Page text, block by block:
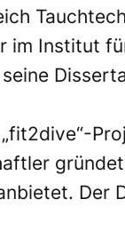
Institut
Der